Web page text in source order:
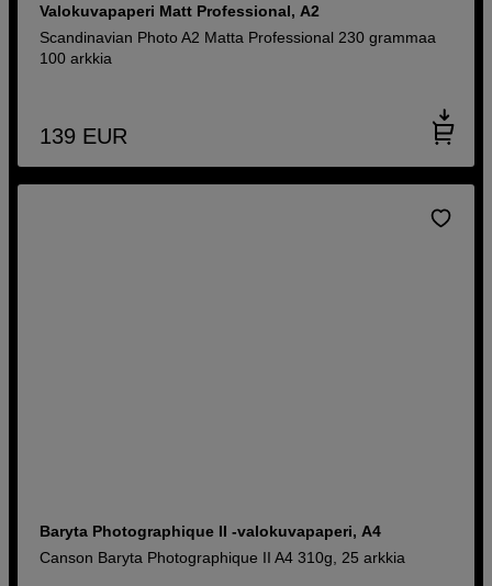
Valokuvapaperi Matt Professional, A2
Scandinavian Photo A2 Matta Professional 230 grammaa
100 arkkia
139 EUR
Baryta Photographique II -valokuvapaperi, A4
Canson Baryta Photographique II A4 310g, 25 arkkia